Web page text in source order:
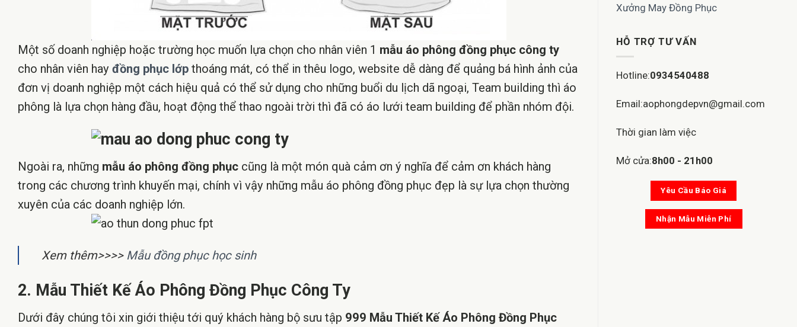
Một số doanh nghiệp hoặc trường học muốn lựa chọn cho nhân viên 1 mẫu áo phông đồng phục công ty
cho nhân viên hay đồng phục lớp thoáng mát, có thể in thêu logo, website dễ dàng để quảng bá hình ảnh của
đơn vị doanh nghiệp một cách hiệu quả có thể sử dụng cho những buổi du lịch dã ngoại, Team building thì áo
phông là lựa chọn hàng đầu, hoạt động thể thao ngoài trời thì đã có áo lưới team building để phần nhóm đội.
Ngoài ra, những mẫu áo phông đồng phục cũng là một món quà cảm ơn ý nghĩa để cảm ơn khách hàng
trong các chương trình khuyến mại, chính vì vậy những mẫu áo phông đồng phục đẹp là sự lựa chọn thường
xuyên của các doanh nghiệp lớn.
Xem thêm>>>>Mẫu đồng phục học sinh
2. Mẫu Thiết Kế Áo Phông Đồng Phục Công Ty
Dưới đây chúng tôi xin giới thiệu tới quý khách hàng bộ sưu tập 999 Mẫu Thiết Kế Áo Phông Đồng Phục
Xưởng May Đồng Phục
HỖ TRỢ TƯ VẤN
Hotline:0934540488
Email:aophongdepvn@gmail.com
Thời gian làm việc
Mở cửa:8h00 - 21h00
Yêu Cầu Báo Giá
Nhận Mẫu Miễn Phí